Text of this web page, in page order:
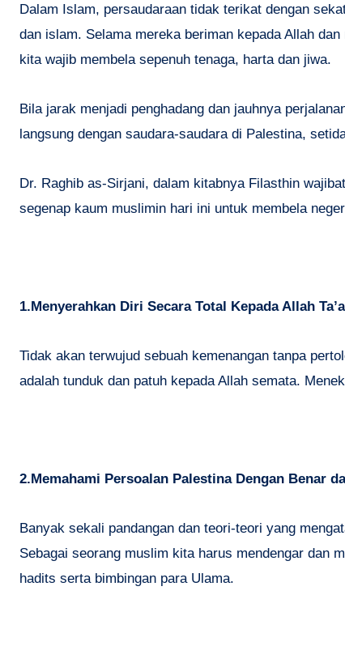
Dalam Islam, persaudaraan tidak terikat dengan
dan islam. Selama mereka beriman kepada Allah
kita wajib membela sepenuh tenaga, harta dan jiwa.
Bila jarak menjadi penghadang dan jauhnya
langsung dengan saudara-saudara di Palestina,
Dr. Raghib as-Sirjani, dalam kitabnya Filasthin
segenap kaum muslimin hari ini untuk membela
1.Menyerahkan Diri Secara Total Kepada Allah
Tidak akan terwujud sebuah kemenangan tanpa
adalah tunduk dan patuh kepada Allah semata.
2.Memahami Persoalan Palestina Dengan Benar
Banyak sekali pandangan dan teori-teori yang
Sebagai seorang muslim kita harus mendengar dan
hadits serta bimbingan para Ulama.